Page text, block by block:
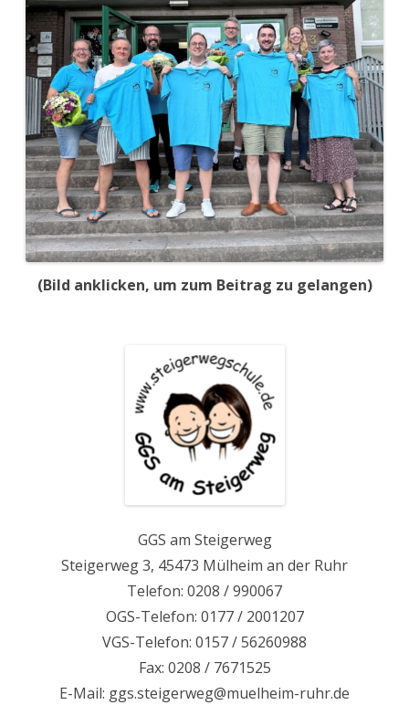
(Bild anklicken, um zum Beitrag zu gelangen)
GGS am Steigerweg
Steigerweg 3, 45473 Mülheim an der Ruhr
Telefon: 0208 / 990067
OGS-Telefon: 0177 / 2001207
VGS-Telefon: 0157 / 56260988
Fax: 0208 / 7671525
E-Mail: ggs.steigerweg@muelheim-ruhr.de